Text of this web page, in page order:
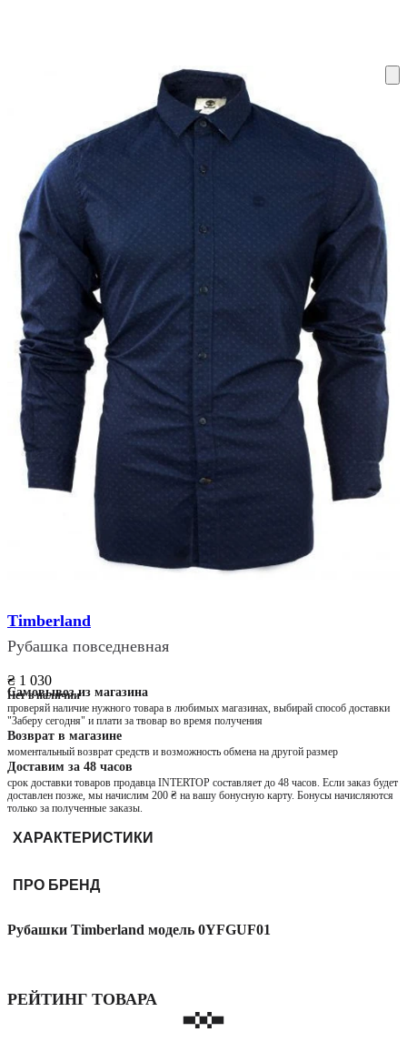
Timberland
Рубашка повседневная
₴ 1 030
Нет в наличии
Самовывоз из магазина
проверяй наличие нужного товара в любимых магазинах, выбирай способ доставки
"Заберу сегодня" и плати за твовар во время получения
Возврат в магазине
моментальный возврат средств и возможность обмена на другой размер
Доставим за 48 часов
срок доставки товаров продавца INTERTOP составляет до 48 часов. Если заказ будет
доставлен позже, мы начислим 200 ₴ на вашу бонусную карту. Бонусы начисляются
только за полученные заказы.
ХАРАКТЕРИСТИКИ
ПРО БРЕНД
Рубашки Timberland модель 0YFGUF01
РЕЙТИНГ ТОВАРА